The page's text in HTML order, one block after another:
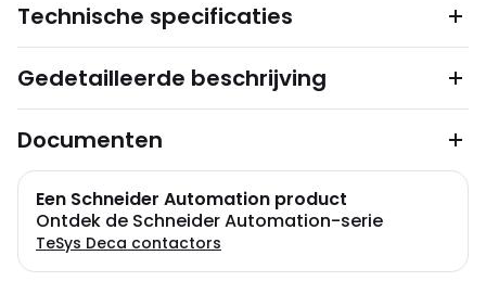
Technische specificaties
Gedetailleerde beschrijving
Documenten
Een Schneider Automation product
Ontdek de Schneider Automation-serie
TeSys Deca contactors